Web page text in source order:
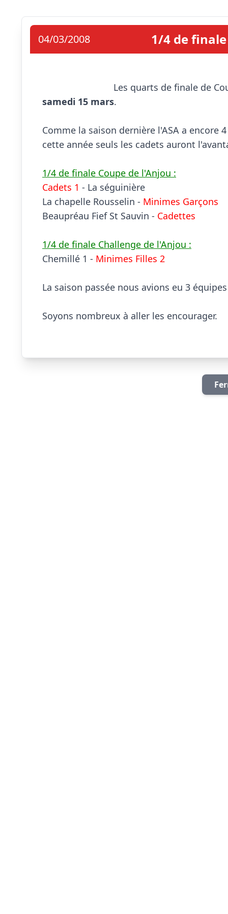
04/03/2008 1/4 de
samedi 15 mars.
Comme la saison dernière l'ASA a encore
cette année seuls les cadets auront
1/4 de finale Coupe de l'Anjou :
Cadets 1 - La séguinière
La chapelle Rousselin - Minimes Garçons
Beaupréau Fief St Sauvin - Cadettes
1/4 de finale Challenge de l'Anjou :
Chemillé 1 - Minimes Filles 2
La saison passée nous avions eu 3
Soyons nombreux à aller les encourager.